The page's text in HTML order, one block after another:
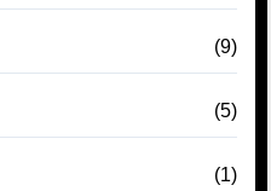
(9)
(5)
(1)